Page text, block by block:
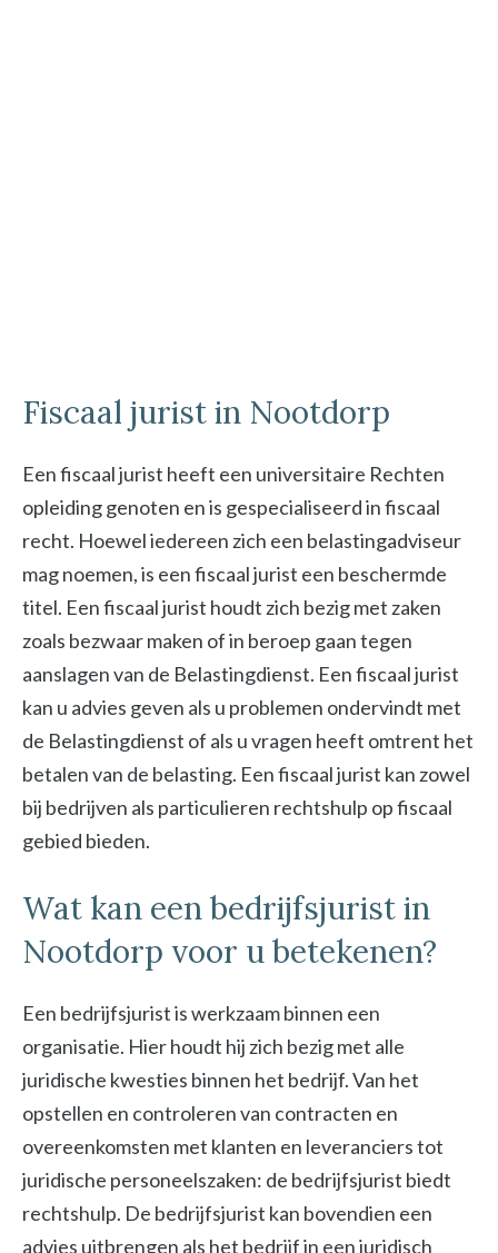
Fiscaal jurist in Nootdorp
Een fiscaal jurist heeft een universitaire Rechten
opleiding genoten en is gespecialiseerd in fiscaal
recht. Hoewel iedereen zich een belastingadviseur
mag noemen, is een fiscaal jurist een beschermde
titel. Een fiscaal jurist houdt zich bezig met zaken
zoals bezwaar maken of in beroep gaan tegen
aanslagen van de Belastingdienst. Een fiscaal jurist
kan u advies geven als u problemen ondervindt met
de Belastingdienst of als u vragen heeft omtrent het
betalen van de belasting. Een fiscaal jurist kan zowel
bij bedrijven als particulieren rechtshulp op fiscaal
gebied bieden.
Wat kan een bedrijfsjurist in
Nootdorp voor u betekenen?
Een bedrijfsjurist is werkzaam binnen een
organisatie. Hier houdt hij zich bezig met alle
juridische kwesties binnen het bedrijf. Van het
opstellen en controleren van contracten en
overeenkomsten met klanten en leveranciers tot
juridische personeelszaken: de bedrijfsjurist biedt
rechtshulp. De bedrijfsjurist kan bovendien een
advies uitbrengen als het bedrijf in een juridisch